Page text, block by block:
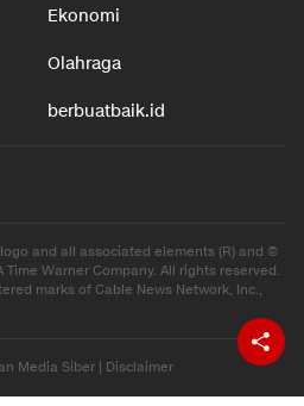
Ekonomi
Olahraga
berbuatbaik.id
and all associated elements (R) and ©
Warner Company. All rights reserved.
marks of Cable News Network, Inc.,
Media Siber Disclaimer